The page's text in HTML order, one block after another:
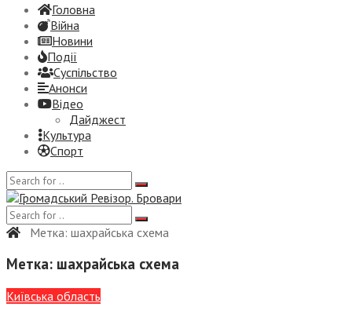
Головна
Війна
Новини
Події
Суспiльство
Анонси
Відео
Дайджест
Культура
Спорт
Метка: шахрайська схема
Метка: шахрайська схема
Київська область